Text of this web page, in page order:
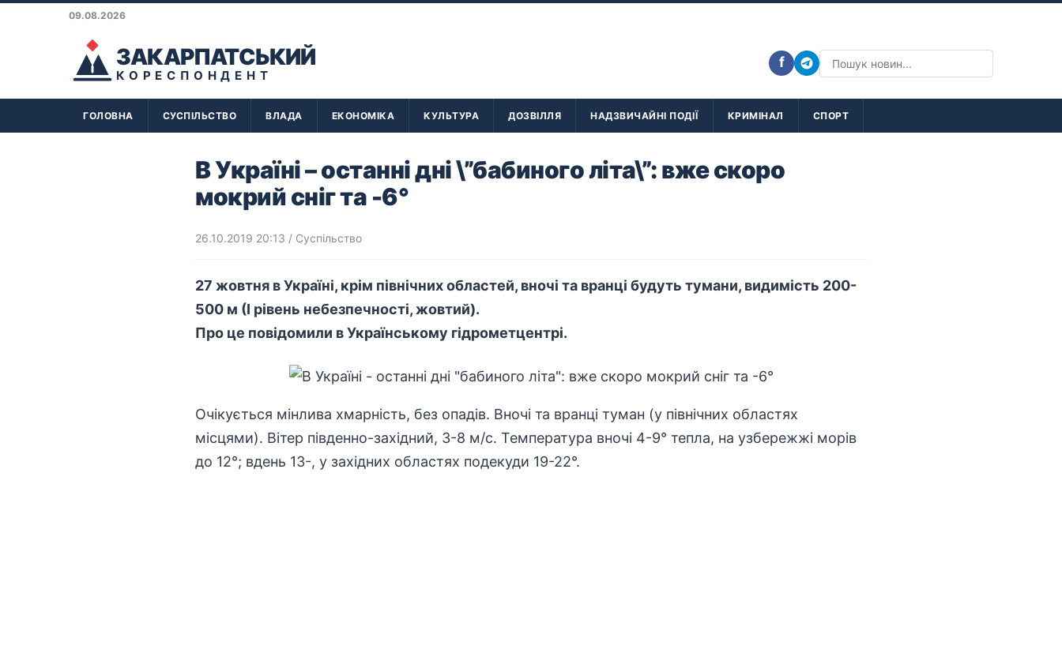
09.08.2026
ЗАКАРПАТСЬКИЙ
КОРЕСПОНДЕНТ
f
ГОЛОВНА СУСПІЛЬСТВО ВЛАДА ЕКОНОМІКА КУЛЬТУРА ДОЗВІЛЛЯ НАДЗВИЧАЙНІ ПОДІЇ КРИМІНАЛ СПОРТ
В Україні – останні дні \”бабиного літа\”: вже скоро
мокрий сніг та -6°
26.10.2019 20:13 / Суспільство
27 жовтня в Україні, крім північних областей, вночі та вранці будуть тумани, видимість 200-
500 м (І рівень небезпечності, жовтий).
Про це повідомили в Українському гідрометцентрі.
Очікується мінлива хмарність, без опадів. Вночі та вранці туман (у північних областях
місцями). Вітер південно-західний, 3-8 м/с. Температура вночі 4-9° тепла, на узбережжі морів
до 12°; вдень 13-, у західних областях подекуди 19-22°.